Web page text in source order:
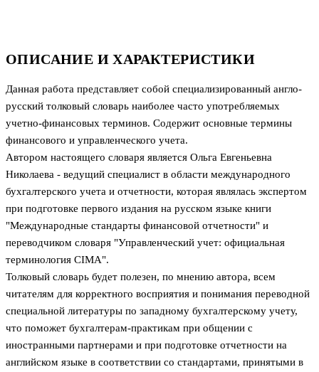
ОПИСАНИЕ И ХАРАКТЕРИСТИКИ
Данная работа представляет собой специализированный англо-
русский толковый словарь наиболее часто употребляемых
учетно-финансовых терминов. Содержит основные термины
финансового и управленческого учета.
Автором настоящего словаря является Ольга Евгеньевна
Николаева - ведущий специалист в области международного
бухгалтерского учета и отчетности, которая являлась экспертом
при подготовке первого издания на русском языке книги
"Международные стандарты финансовой отчетности" и
переводчиком словаря "Управленческий учет: официальная
терминология CIMA".
Толковый словарь будет полезен, по мнению автора, всем
читателям для корректного восприятия и понимания переводной
специальной литературы по западному бухгалтерскому учету,
что поможет бухгалтерам-практикам при общении с
иностранными партнерами и при подготовке отчетности на
английском языке в соответствии со стандартами, принятыми в